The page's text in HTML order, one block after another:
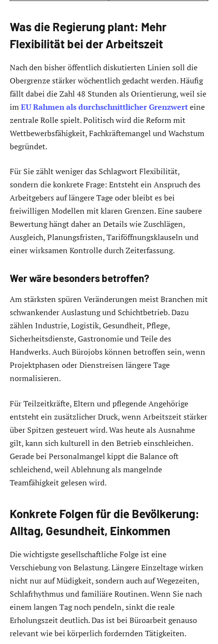
Was die Regierung plant: Mehr
Flexibilität bei der Arbeitszeit
Nach den bisher öffentlich diskutierten Linien soll die
Obergrenze stärker wöchentlich gedacht werden. Häufig
fällt dabei die Zahl 48 Stunden als Orientierung, weil sie
imEU Rahmen als durchschnittlicher Grenzwerteine
zentrale Rolle spielt. Politisch wird die Reform mit
Wettbewerbsfähigkeit, Fachkräftemangel und Wachstum
begründet.
Für Sie zählt weniger das Schlagwort Flexibilität,
sondern die konkrete Frage: Entsteht ein Anspruch des
Arbeitgebers auf längere Tage oder bleibt es bei
freiwilligen Modellen mit klaren Grenzen. Eine saubere
Bewertung hängt daher an Details wie Zuschlägen,
Ausgleich, Planungsfristen, Tariföffnungsklauseln und
einer wirksamen Kontrolle durch Zeiterfassung.
Wer wäre besonders betroffen?
Am stärksten spüren Veränderungen meist Branchen mit
schwankender Auslastung und Schichtbetrieb. Dazu
zählen Industrie, Logistik, Gesundheit, Pflege,
Sicherheitsdienste, Gastronomie und Teile des
Handwerks. Auch Bürojobs können betroffen sein, wenn
Projektphasen oder Dienstreisen längere Tage
normalisieren.
Für Teilzeitkräfte, Eltern und pflegende Angehörige
entsteht ein zusätzlicher Druck, wenn Arbeitszeit stärker
über Spitzen gesteuert wird. Was heute als Ausnahme
gilt, kann sich kulturell in den Betrieb einschleichen.
Gerade bei Personalmangel kippt die Balance oft
schleichend, weil Ablehnung als mangelnde
Teamfähigkeit gelesen wird.
Konkrete Folgen für die Bevölkerung:
Alltag, Gesundheit, Einkommen
Die wichtigste gesellschaftliche Folge ist eine
Verschiebung von Belastung. Längere Einzeltage wirken
nicht nur auf Müdigkeit, sondern auch auf Wegezeiten,
Schlafrhythmus und familiäre Routinen. Wenn Sie nach
einem langen Tag noch pendeln, sinkt die reale
Erholungszeit deutlich. Das ist bei Büroarbeit genauso
relevant wie bei körperlich fordernden Tätigkeiten.